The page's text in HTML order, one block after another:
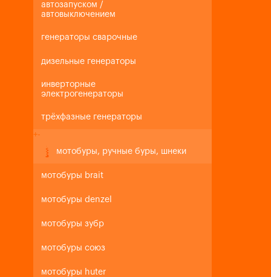
автозапуском /
автовыключением
генераторы сварочные
дизельные генераторы
инверторные
электрогенераторы
трёхфазные генераторы
+-
мотобуры, ручные буры, шнеки
мотобуры brait
мотобуры denzel
мотобуры зубр
мотобуры союз
мотобуры huter